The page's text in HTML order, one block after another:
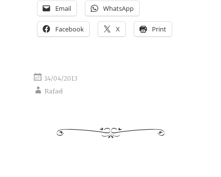
Email WhatsApp
Facebook X Print
14/04/2013
Rafael